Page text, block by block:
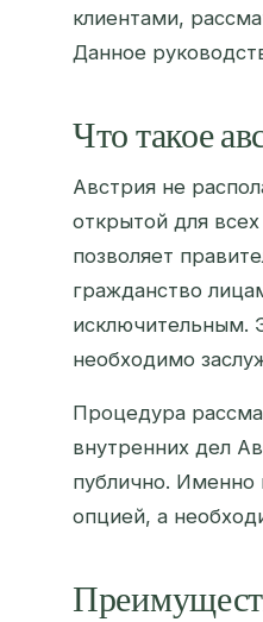
клиентами,
Данное
Что такое
Австрия не
открытой для
позволяет
гражданство
исключительным.
необходимо
Процедура
внутренних дел
публично. Именно
опцией, а